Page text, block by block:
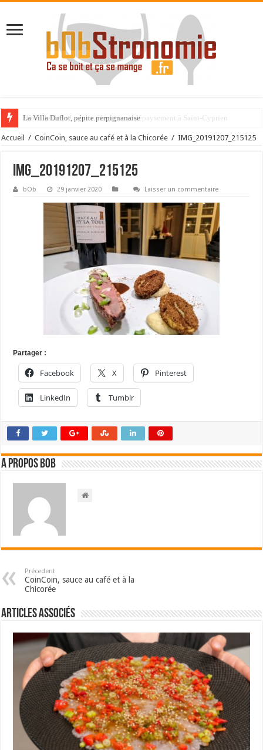
La Villa Duflot, pépite perpignanaise
Accueil / CoinCoin, sauce au café et à la Chicorée / IMG_20191207_215125
IMG_20191207_215125
bOb 29 janvier 2020 Laisser un commentaire
Partager :
Facebook X Pinterest
LinkedIn Tumblr
A propos bOb
Précedent
CoinCoin, sauce au café et à la
Chicorée
Articles associés